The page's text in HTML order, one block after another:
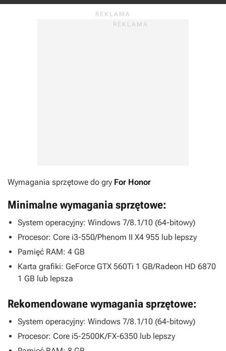
Wymagania sprzętowe do gry For Honor
Minimalne wymagania sprzętowe:
System operacyjny: Windows 7/8.1/10 (64-bitowy)
Procesor: Core i3-550/Phenom II X4 955 lub lepszy
Pamięć RAM: 4 GB
Karta grafiki: GeForce GTX 560Ti 1 GB/Radeon HD 6870
1 GB lub lepsza
Rekomendowane wymagania sprzętowe:
System operacyjny: Windows 7/8.1/10 (64-bitowy)
Procesor: Core i5-2500K/FX-6350 lub lepszy